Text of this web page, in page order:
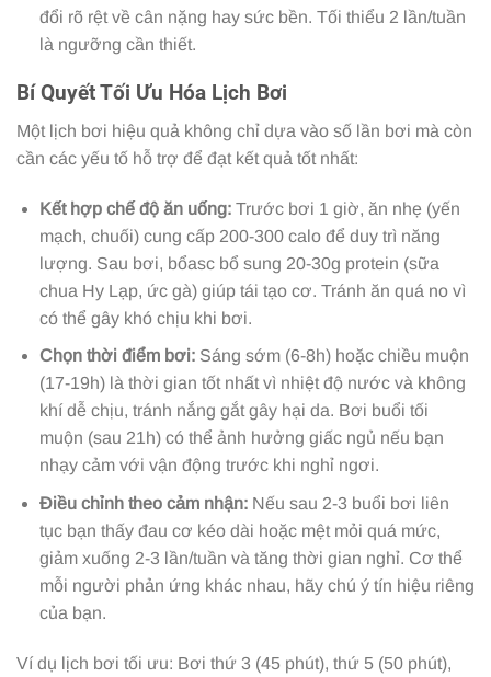
đổi rõ rệt về cân nặng hay sức bền. Tối thiểu 2 lần/tuần
là ngưỡng cần thiết.
Bí Quyết Tối Ưu Hóa Lịch Bơi
Một lịch bơi hiệu quả không chỉ dựa vào số lần bơi mà còn
cần các yếu tố hỗ trợ để đạt kết quả tốt nhất:
Kết hợp chế độ ăn uống:Trước bơi 1 giờ, ăn nhẹ (yến
mạch, chuối) cung cấp 200-300 calo để duy trì năng
lượng. Sau bơi, bổasc bổ sung 20-30g protein (sữa
chua Hy Lạp, ức gà) giúp tái tạo cơ. Tránh ăn quá no vì
có thể gây khó chịu khi bơi.
Chọn thời điểm bơi:Sáng sớm (6-8h) hoặc chiều muộn
(17-19h) là thời gian tốt nhất vì nhiệt độ nước và không
khí dễ chịu, tránh nắng gắt gây hại da. Bơi buổi tối
muộn (sau 21h) có thể ảnh hưởng giấc ngủ nếu bạn
nhạy cảm với vận động trước khi nghỉ ngơi.
Điều chỉnh theo cảm nhận:Nếu sau 2-3 buổi bơi liên
tục bạn thấy đau cơ kéo dài hoặc mệt mỏi quá mức,
giảm xuống 2-3 lần/tuần và tăng thời gian nghỉ. Cơ thể
mỗi người phản ứng khác nhau, hãy chú ý tín hiệu riêng
của bạn.
Ví dụ lịch bơi tối ưu: Bơi thứ 3 (45 phút), thứ 5 (50 phút),